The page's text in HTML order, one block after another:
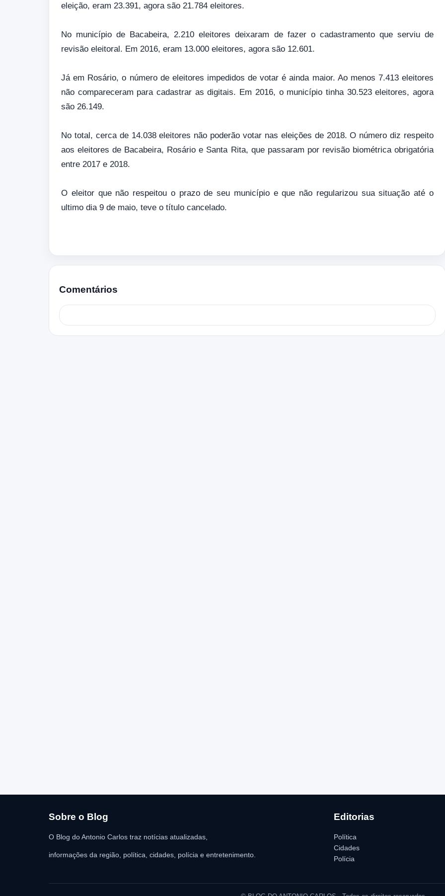
eleição, eram 23.391, agora são 21.784 eleitores.
No município de Bacabeira, 2.210 eleitores deixaram de fazer o cadastramento que serviu de
revisão eleitoral. Em 2016, eram 13.000 eleitores, agora são 12.601.
Já em Rosário, o número de eleitores impedidos de votar é ainda maior. Ao menos 7.413 eleitores
não compareceram para cadastrar as digitais. Em 2016, o município tinha 30.523 eleitores, agora
são 26.149.
No total, cerca de 14.038 eleitores não poderão votar nas eleições de 2018. O número diz respeito
aos eleitores de Bacabeira, Rosário e Santa Rita, que passaram por revisão biométrica obrigatória
entre 2017 e 2018.
O eleitor que não respeitou o prazo de seu município e que não regularizou sua situação até o
ultimo dia 9 de maio, teve o título cancelado.
Comentários
Sobre o Blog
O Blog do Antonio Carlos traz notícias atualizadas,
informações da região, política, cidades, polícia e entretenimento.
Editorias
Política
Cidades
Polícia